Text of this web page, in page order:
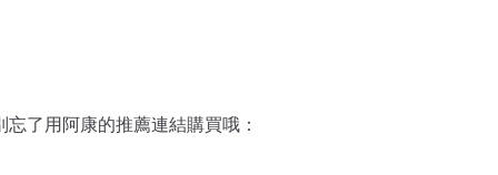
了用阿康的推薦連結購買哦：